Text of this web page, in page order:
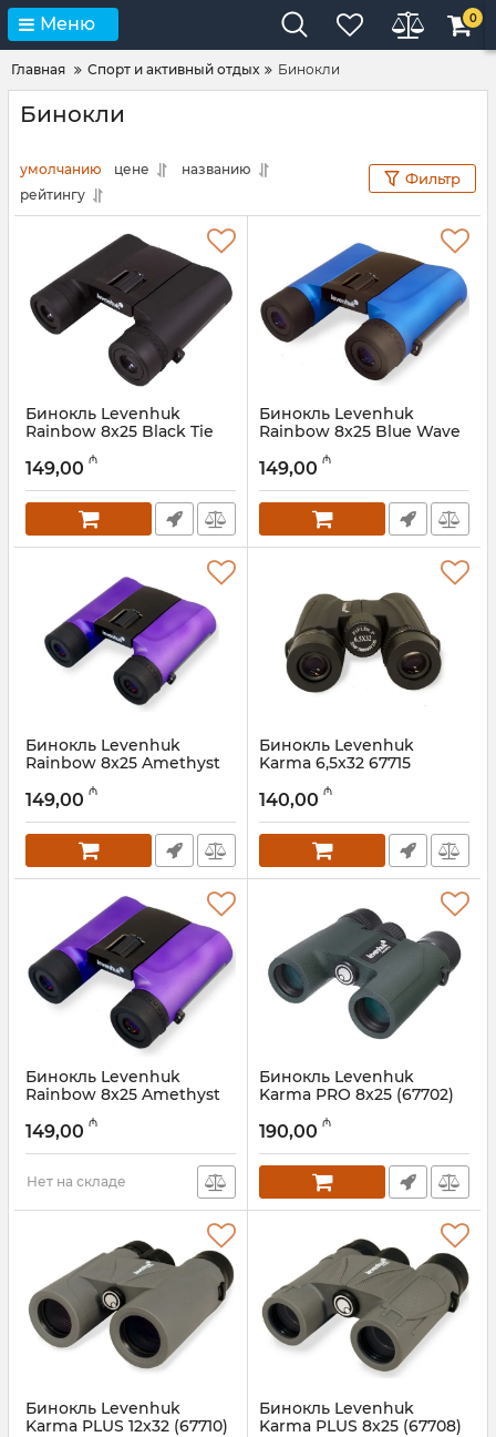
Меню 0
Главная Спорт и активный отдых Бинокли
Бинокли
умолчанию цене
названию
рейтингу
Фильтр
Бинокль Levenhuk
Rainbow 8x25 Black Tie
Артикул:
149,00 ₼
Бинокль Levenhuk
Rainbow 8x25 Blue Wave
Артикул:
149,00 ₼
Бинокль Levenhuk
Rainbow 8x25 Amethyst
Артикул:
149,00 ₼
Бинокль Levenhuk
Karma 6,5x32 67715
017026288
140,00 ₼
Бинокль Levenhuk
Rainbow 8x25 Amethyst
017026275
149,00 ₼
Нет на складе
Бинокль Levenhuk
Karma PRO 8x25 (67702)
017026286
190,00 ₼
Бинокль Levenhuk
Karma PLUS 12x32 (67710)
Бинокль Levenhuk
Karma PLUS 8x25 (67708)